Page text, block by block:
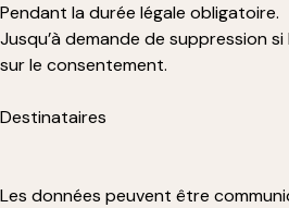
Pendant la durée légale obligatoire.
Jusqu’à demande de suppression
sur le consentement.
Destinataires
Les données peuvent être